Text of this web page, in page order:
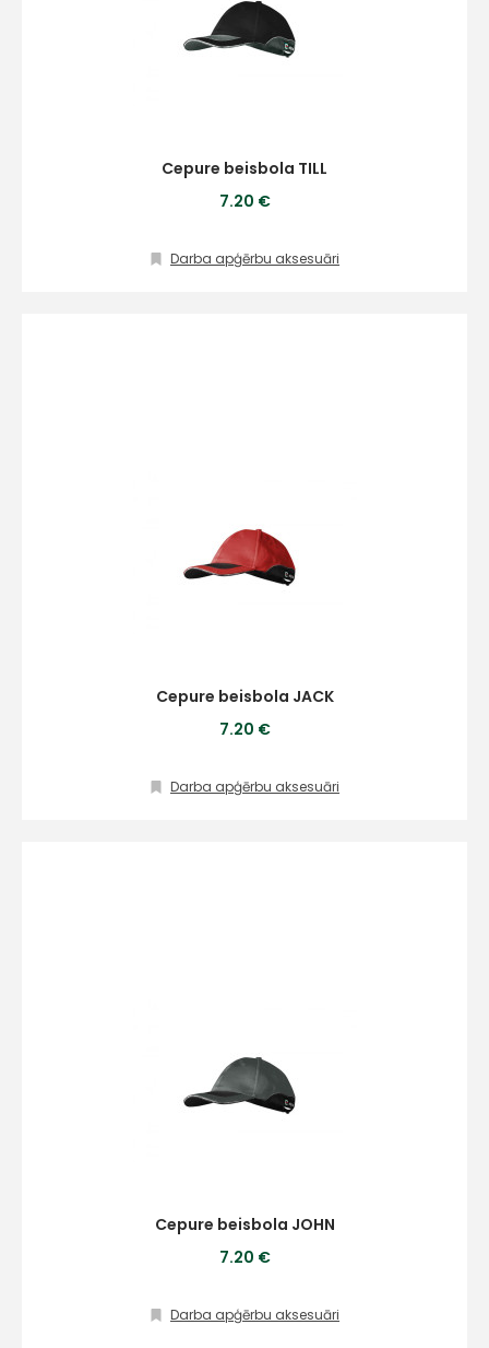
Cepure beisbola TILL
7.20 €
Darba apģērbu aksesuāri
Cepure beisbola JACK
7.20 €
Darba apģērbu aksesuāri
Cepure beisbola JOHN
7.20 €
Darba apģērbu aksesuāri